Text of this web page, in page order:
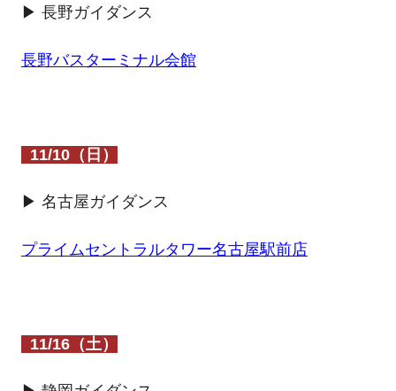
▶ 長野ガイダンス
長野バスターミナル会館
11/10（日）
▶ 名古屋ガイダンス
プライムセントラルタワー名古屋駅前店
11/16（土）